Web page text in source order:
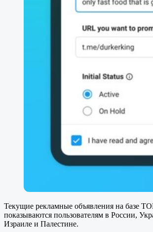
Текущие рекламные объявления на базе
показываются пользователям в России,
Израиле и Палестине.